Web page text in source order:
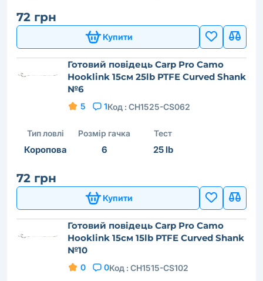
72 грн
Купити
Готовий повідець Carp Pro Camo
Hooklink 15см 25lb PTFE Curved Shank
№6
5 1Код : CH1525-CS062
Тип ловлі
Коропова
Розмір гачка
6
Тест
25 lb
72 грн
Купити
Готовий повідець Carp Pro Camo
Hooklink 15см 15lb PTFE Curved Shank
№10
0 0Код : CH1515-CS102